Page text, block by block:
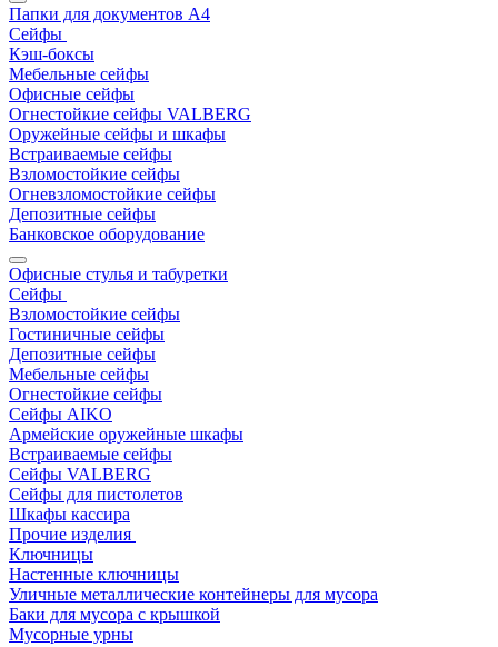
Папки для документов A4
Сейфы
Кэш-боксы
Мебельные сейфы
Офисные сейфы
Огнестойкие сейфы VALBERG
Оружейные сейфы и шкафы
Встраиваемые сейфы
Взломостойкие сейфы
Огневзломостойкие сейфы
Депозитные сейфы
Банковское оборудование
Офисные стулья и табуретки
Сейфы
Взломостойкие сейфы
Гостиничные сейфы
Депозитные сейфы
Мебельные сейфы
Огнестойкие сейфы
Сейфы AIKO
Армейские оружейные шкафы
Встраиваемые сейфы
Сейфы VALBERG
Сейфы для пистолетов
Шкафы кассира
Прочие изделия
Ключницы
Настенные ключницы
Уличные металлические контейнеры для мусора
Баки для мусора с крышкой
Мусорные урны